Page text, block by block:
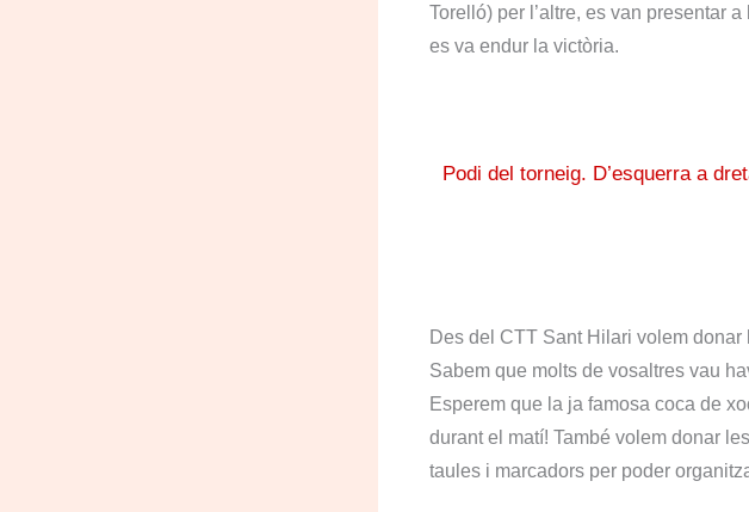
Torelló) per l’altre, es van presentar
es va endur la victòria.
Podi del torneig. D’esquerra a
Des del CTT Sant Hilari volem donar
Sabem que molts de vosaltres vau
Esperem que la ja famosa coca de
durant el matí! També volem donar
taules i marcadors per poder